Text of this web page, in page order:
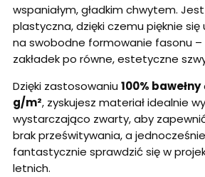
wspaniałym, gładkim chwytem.
plastyczna, dzięki czemu pięknie się
na swobodne formowanie fasonu –
zakładek po równe, estetyczne
Dzięki zastosowaniu 100% bawełny
g/m², zyskujesz materiał idealnie
wystarczająco zwarty, aby
brak prześwitywania, a
fantastycznie sprawdzić się w
letnich.